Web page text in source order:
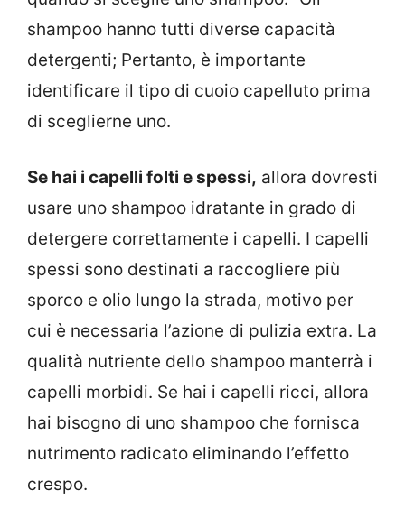
shampoo hanno tutti diverse capacità
detergenti; Pertanto, è importante
identificare il tipo di cuoio capelluto prima
di sceglierne uno.
Se hai i capelli folti e spessi, allora dovresti
usare uno shampoo idratante in grado di
detergere correttamente i capelli. I capelli
spessi sono destinati a raccogliere più
sporco e olio lungo la strada, motivo per
cui è necessaria l’azione di pulizia extra. La
qualità nutriente dello shampoo manterrà i
capelli morbidi. Se hai i capelli ricci, allora
hai bisogno di uno shampoo che fornisca
nutrimento radicato eliminando l’effetto
crespo.